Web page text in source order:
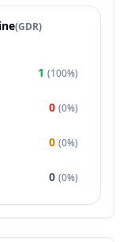
(GDR)
1 (100%)
0 (0%)
0 (0%)
0 (0%)